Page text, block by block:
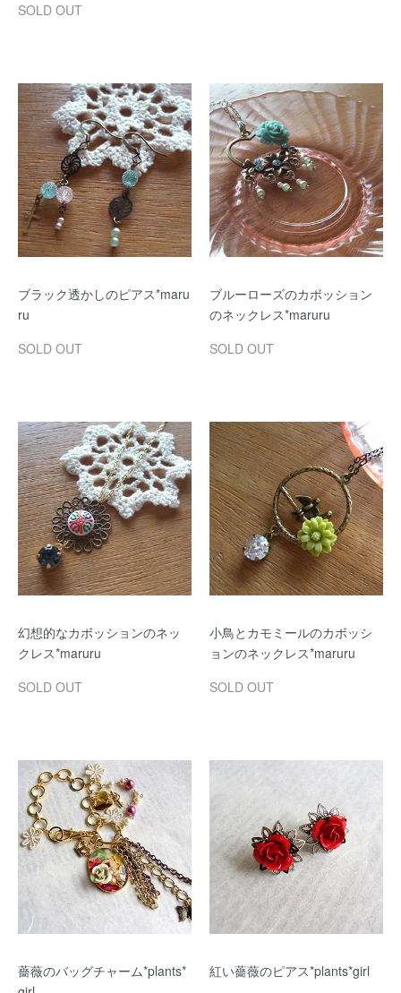
SOLD OUT
ブラック透かしのピアス*maru
ru
SOLD OUT
ブルーローズのカボッション
のネックレス*maruru
SOLD OUT
幻想的なカボッションのネッ
クレス*maruru
SOLD OUT
小鳥とカモミールのカボッシ
ョンのネックレス*maruru
SOLD OUT
薔薇のバッグチャーム*plants*
紅い薔薇のピアス*plants*girl